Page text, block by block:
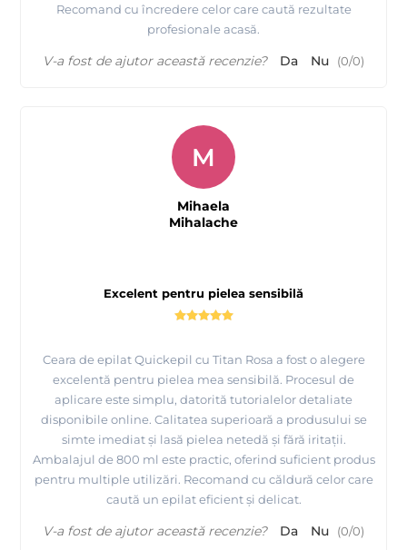
Recomand cu încredere celor care caută rezultate
profesionale acasă.
V-a fost de ajutor această recenzie? Da Nu (0/0)
Excelent pentru pielea sensibilă
Ceara de epilat Quickepil cu Titan Rosa a fost o alegere
excelentă pentru pielea mea sensibilă. Procesul de
aplicare este simplu, datorită tutorialelor detaliate
disponibile online. Calitatea superioară a produsului se
simte imediat și lasă pielea netedă și fără iritații.
Ambalajul de 800 ml este practic, oferind suficient produs
pentru multiple utilizări. Recomand cu căldură celor care
caută un epilat eficient și delicat.
M
Mihaela
Mihalache
V-a fost de ajutor această recenzie? Da Nu (0/0)